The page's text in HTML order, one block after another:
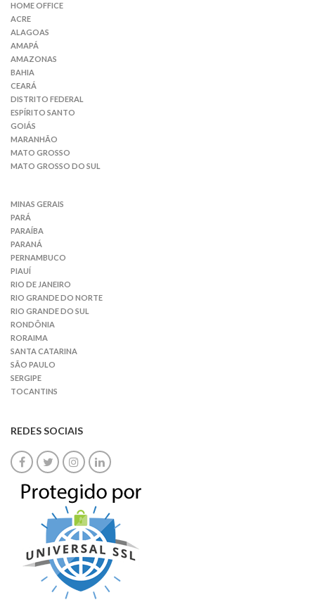
HOME OFFICE
ACRE
ALAGOAS
AMAPÁ
AMAZONAS
BAHIA
CEARÁ
DISTRITO FEDERAL
ESPÍRITO SANTO
GOIÁS
MARANHÃO
MATO GROSSO
MATO GROSSO DO SUL
MINAS GERAIS
PARÁ
PARAÍBA
PARANÁ
PERNAMBUCO
PIAUÍ
RIO DE JANEIRO
RIO GRANDE DO NORTE
RIO GRANDE DO SUL
RONDÔNIA
RORAIMA
SANTA CATARINA
SÃO PAULO
SERGIPE
TOCANTINS
REDES SOCIAIS